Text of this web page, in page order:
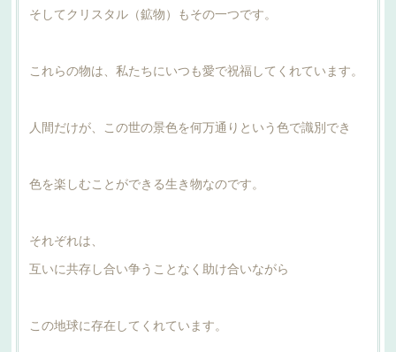
そしてクリスタル（鉱物）もその一つです。
これらの物は、私たちにいつも愛で祝福してくれています。
人間だけが、この世の景色を何万通りという色で識別でき
色を楽しむことができる生き物なのです。
それぞれは、
互いに共存し合い争うことなく助け合いながら
この地球に存在してくれています。